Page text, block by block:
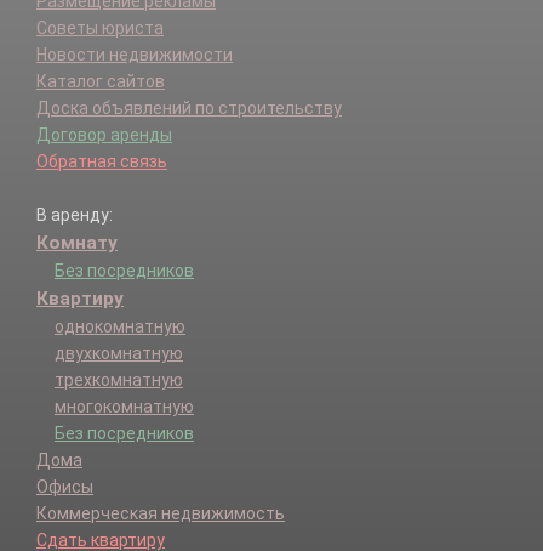
Советы юриста
Новости недвижимости
Каталог сайтов
Доска объявлений по строительству
Договор аренды
Обратная связь
В аренду:
Комнату
Без посредников
Квартиру
однокомнатную
двухкомнатную
трехкомнатную
многокомнатную
Без посредников
Дома
Офисы
Коммерческая недвижимость
Сдать квартиру